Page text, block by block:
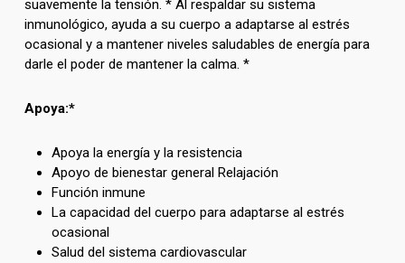
suavemente la tensión. * Al respaldar su sistema
inmunológico, ayuda a su cuerpo a adaptarse al estrés
ocasional y a mantener niveles saludables de energía para
darle el poder de mantener la calma. *
Apoya:*
Apoya la energía y la resistencia
Apoyo de bienestar general Relajación
Función inmune
La capacidad del cuerpo para adaptarse al estrés
ocasional
Salud del sistema cardiovascular